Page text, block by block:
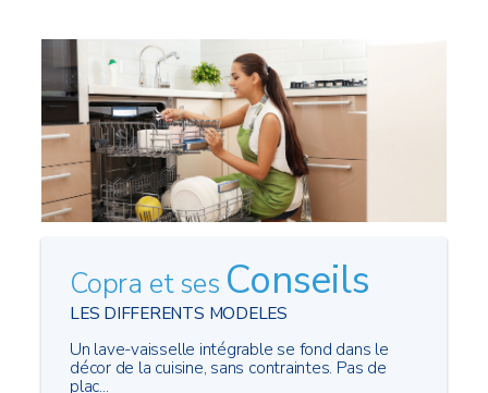
Copra et ses Conseils
LES DIFFERENTS MODELES
Un lave-vaisselle intégrable se fond dans le
décor de la cuisine, sans contraintes. Pas de
plac...